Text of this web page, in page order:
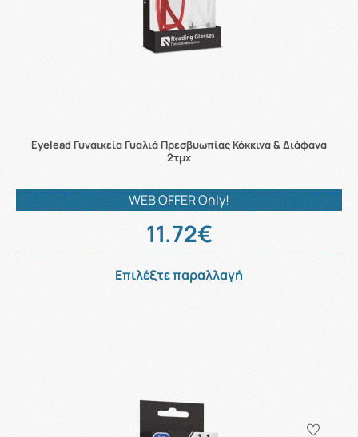
Eyelead Γυναικεία Γυαλιά Πρεσβυωπίας Κόκκινα & Διάφανα
2τμχ
WEB OFFER Only!
11.72€
Επιλέξτε παραλλαγή